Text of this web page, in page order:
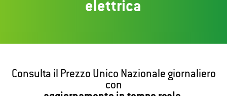
elettrica
Consulta il Prezzo Unico Nazionale giornaliero
con